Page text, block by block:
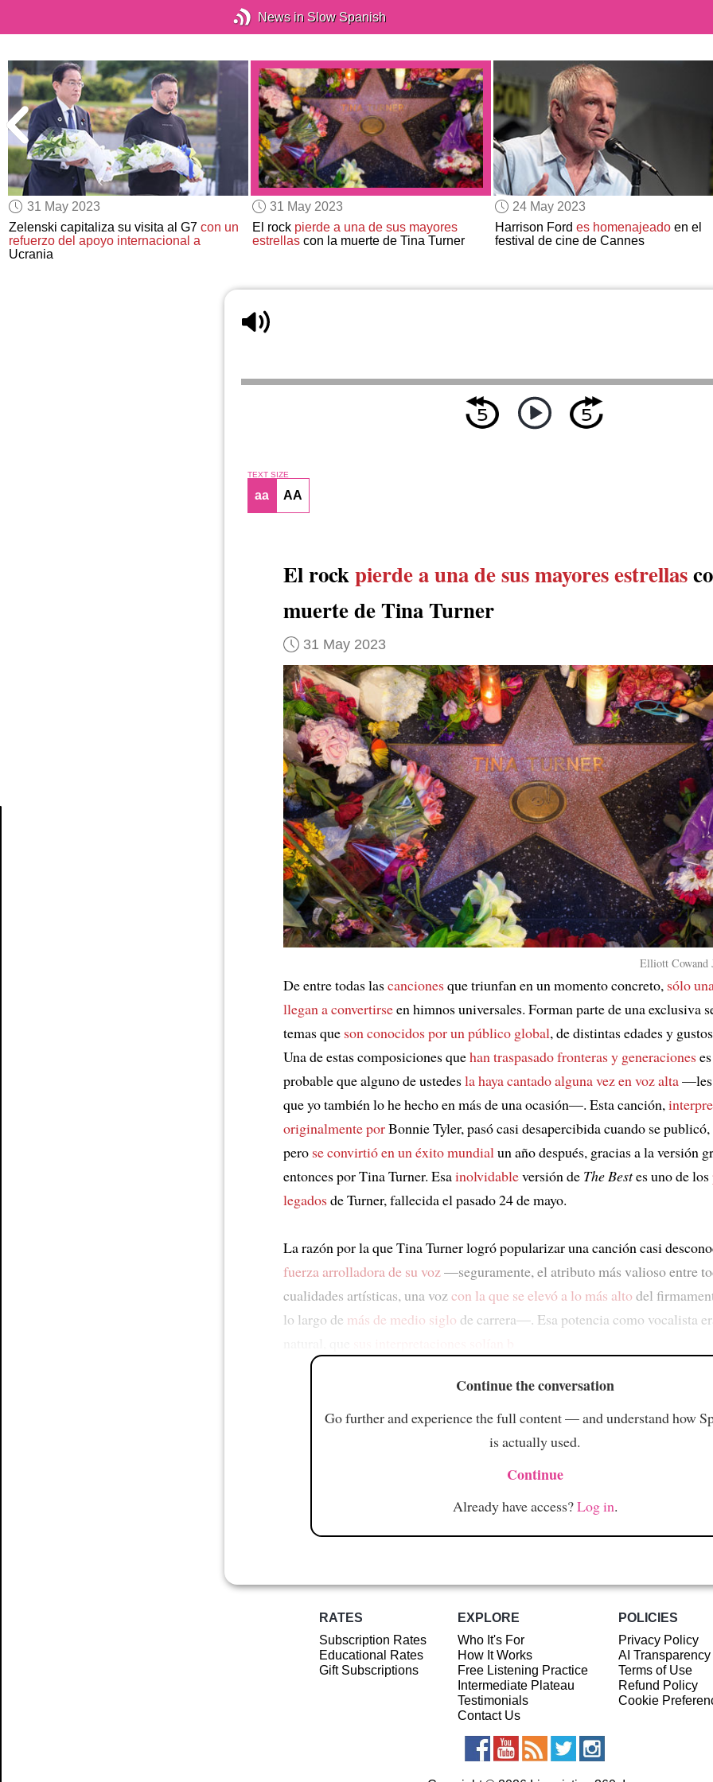
News in Slow Spanish
31 May 2023
Zelenski capitaliza su visita al G7con un
refuerzo del apoyo internacional a
Ucrania
31 May 2023
El rock pierde a una de sus mayores
estrellascon la muerte de Tina Turner
24 May 2023
Harrison Ford es homenajeadoen el
festival de cine de Cannes
TEXT SIZE
aa AA
El rockpierde a una de sus mayores estrellas
muerte de Tina Turner
31 May 2023
Elliott Cowand
De entre todas lascancionesque triunfan en un momento concreto, sólo
llegan a convertirseen himnos universales. Forman parte de una exclusiva
temas que son conocidos por un público global, de distintas edades y
Una de estas composiciones quehan traspasado fronteras y generaciones
probable que alguno de ustedesla haya cantado alguna vez en voz alta—les
que yo también lo he hecho en más de una ocasión—. Esta canción,
originalmente porBonnie Tyler, pasó casi desapercibida cuando se
pero se convirtió en un éxito mundial un año después, gracias a la versión
entonces por Tina Turner. Esainolvidableversión de The Bestes uno de los
legadosde Turner, fallecida el pasado 24 de mayo.
La razón por la que Tina Turner logró popularizar una canción casi
fuerza arrolladora de su voz—seguramente, el atributo más valioso entre
cualidades artísticas, una vozcon la que se elevó a lo más alto del
lo largo de más de medio siglo de carrera—. Esa potencia como vocalista
Continue the conversation
Go further and experience the full content — and understand how
is actually used.
Continue
Already have access?Log in.
RATES
Subscription Rates
Educational Rates
Gift Subscriptions
EXPLORE
Who It's For
How It Works
Free Listening Practice
Intermediate Plateau
Testimonials
Contact Us
POLICIES
Privacy Policy
AI
Terms of Use
Refund Policy
Cookie